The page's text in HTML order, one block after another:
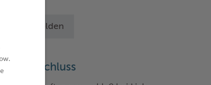
anmelden